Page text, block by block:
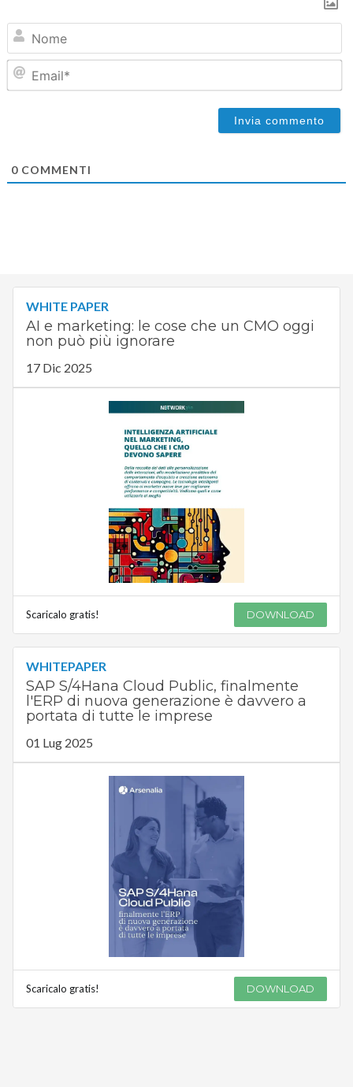
0COMMENTI
WHITE PAPER
AI e marketing: le cose che un CMO oggi
non può più ignorare
17 Dic 2025
Scaricalo gratis! DOWNLOAD
WHITEPAPER
SAP S/4Hana Cloud Public, finalmente
l'ERP di nuova generazione è davvero a
portata di tutte le imprese
01 Lug 2025
Scaricalo gratis! DOWNLOAD